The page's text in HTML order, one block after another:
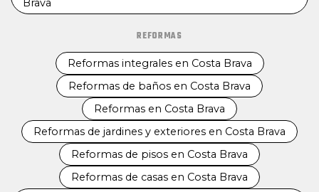
Brava
REFORMAS
Reformas integrales en Costa Brava
Reformas de baños en Costa Brava
Reformas en Costa Brava
Reformas de jardines y exteriores en Costa Brava
Reformas de pisos en Costa Brava
Reformas de casas en Costa Brava